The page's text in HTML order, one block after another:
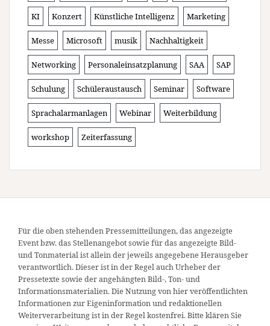
KI Konzert Künstliche Intelligenz Marketing
Messe Microsoft musik Nachhaltigkeit
Networking Personaleinsatzplanung SAA SAP
Schulung Schüleraustausch Seminar Software
Sprachalarmanlagen Webinar Weiterbildung
workshop Zeiterfassung
Für die oben stehenden Pressemitteilungen, das angezeigte
Event bzw. das Stellenangebot sowie für das angezeigte Bild-
und Tonmaterial ist allein der jeweils angegebene Herausgeber
verantwortlich. Dieser ist in der Regel auch Urheber der
Pressetexte sowie der angehängten Bild-, Ton- und
Informationsmaterialien. Die Nutzung von hier veröffentlichten
Informationen zur Eigeninformation und redaktionellen
Weiterverarbeitung ist in der Regel kostenfrei. Bitte klären Sie